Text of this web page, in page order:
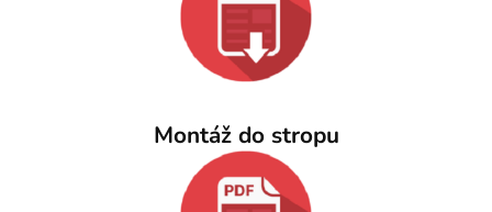
Montáž do stropu